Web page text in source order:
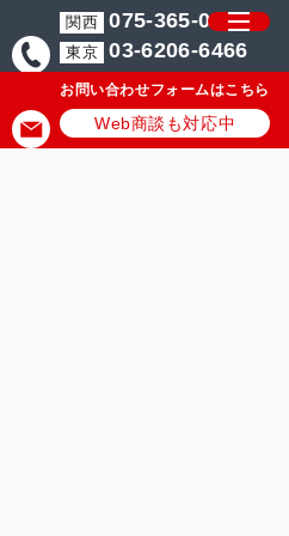
関西 075-365-0571
東京 03-6206-6466
お問い合わせフォームはこちら
Web商談も対応中